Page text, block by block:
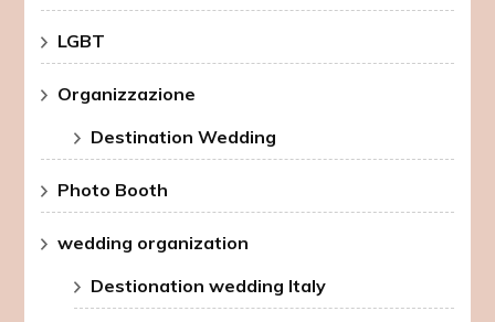
LGBT
Organizzazione
Destination Wedding
Photo Booth
wedding organization
Destionation wedding Italy